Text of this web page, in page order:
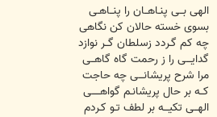
ت
الهی بــی پنـاهــان را پنــاهـی
بسوی خسته حالان کن نگاهی
چه کم گـردد زسلطان گــر نوازد
گدایـــی را ز رحمت گاه گاهــی
مرا شرح پریشانـــی چه حاجت
کــه بر حال پریشانـم گواهـــــی
الهــی تکیـــه بر لطف تـو کـردم